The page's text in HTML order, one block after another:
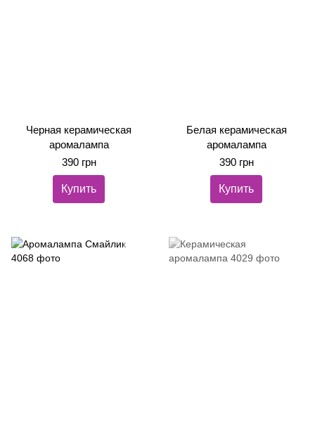
Черная керамическая
аромалампа
390 грн
Купить
Белая керамическая
аромалампа
390 грн
Купить